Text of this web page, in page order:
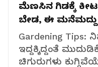
ಮೆಣಸಿನ ಗಿಡಕ್ಕೆ
ಬೇಡ, ಈ ಮನೆಮದ್ದು
Gardening
ಇದ್ದಕ್ಕಿದ್ದಂತೆ
ಚಿಗುರುಗಳು